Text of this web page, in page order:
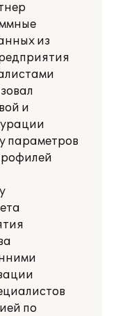
из
и
параметров
по